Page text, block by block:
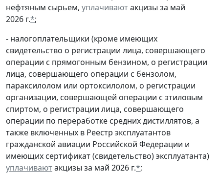
нефтяным сырьем, уплачиваютакцизы за май
2026 г.*;
- налогоплательщики (кроме имеющих
свидетельство о регистрации лица, совершающего
операции с прямогонным бензином, о регистрации
лица, совершающего операции с бензолом,
параксилолом или ортоксилолом, о регистрации
организации, совершающей операции с этиловым
спиртом, о регистрации лица, совершающего
операции по переработке средних дистиллятов, а
также включенных в Реестр эксплуатантов
гражданской авиации Российской Федерации и
имеющих сертификат (свидетельство) эксплуатанта)
уплачиваютакцизы за май 2026 г.*;